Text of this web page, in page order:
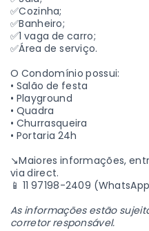
✅Cozinha;
✅Banheiro;
✅1 vaga de carro;
✅Área de serviço.
O Condomínio possui:
• Salão de festa
• Playground
• Quadra
• Churrasqueira
• Portaria 24h
↘️Maiores informações,
via direct.
📱 11 97198-2409
As informações estão
corretor responsável.